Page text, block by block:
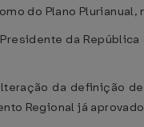
do Plano
da
da definição
Regional já